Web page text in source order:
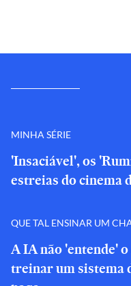
MINHA SÉRIE
'Insaciável', os
estreias do cinema
QUE TAL ENSINAR UM
A IA não 'entende'
treinar um sistema